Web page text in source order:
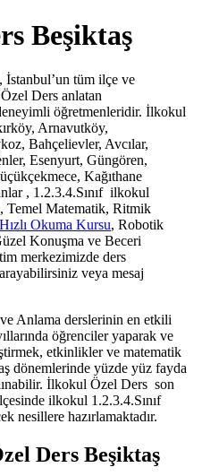
Beşiktaş
tüm ilçe ve
Ders anlatan
öğretmenleridir. İlkokul
Arnavutköy,
Bahçelievler, Avcılar,
Esenyurt, Güngören,
Kağıthane
, 1.2.3.4.Sınıf ilkokul
Temel Matematik, Ritmik
Hızlı Okuma Kursu, Robotik
Konuşma ve Beceri
merkezimizde ders
veya mesaj
Anlama derslerinin en etkili
öğrenciler yaparak ve
etkinlikler ve matematik
dönemlerinde yüzde yüz fayda
İlkokul Özel Ders son
ilkokul 1.2.3.4.Sınıf
nesillere hazırlamaktadır.
Ders Beşiktaş